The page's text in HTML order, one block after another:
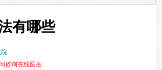
有哪些
咨询在线医生